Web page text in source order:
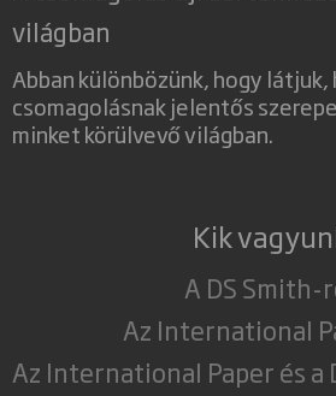
világban
Abban különbözünk, hogy látjuk,
csomagolásnak jelentős
minket körülvevő világban.
Kik
A DS Smith-
Az International
Az International Paper és a